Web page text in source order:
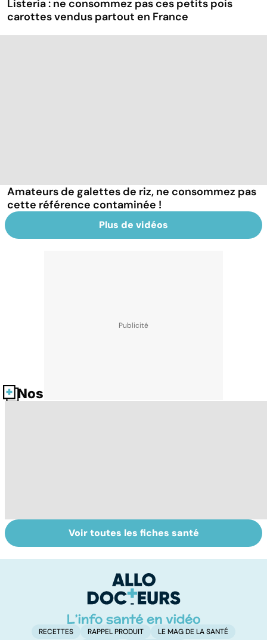
Listeria : ne consommez pas ces petits pois
carottes vendus partout en France
Amateurs de galettes de riz, ne consommez pas
cette référence contaminée !
Plus de vidéos
Nos fiches santé
Tout savoir sur
les infections
Inflammation des
amygdales : que
d'angine ?
Voir toutes les fiches santé
RECETTES RAPPEL PRODUIT LE MAG DE LA SANTÉ